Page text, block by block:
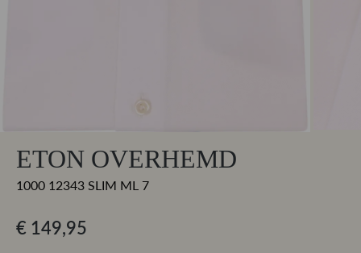
ETON OVERHEMD
1000 12343 SLIM ML 7
€ 149,95